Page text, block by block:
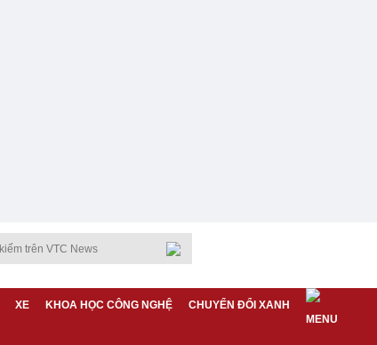
XE KHOA HỌC CÔNG NGHỆ CHUYỂN ĐỔI XANH